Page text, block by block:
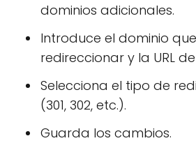
dominios adicionales.
Introduce el dominio
redireccionar y la URL
Selecciona el tipo de
(301, 302, etc.).
Guarda los cambios.